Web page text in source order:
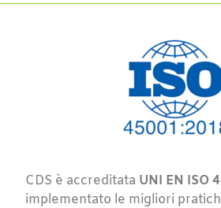
CDS è accreditata UNI EN ISO
implementato le migliori